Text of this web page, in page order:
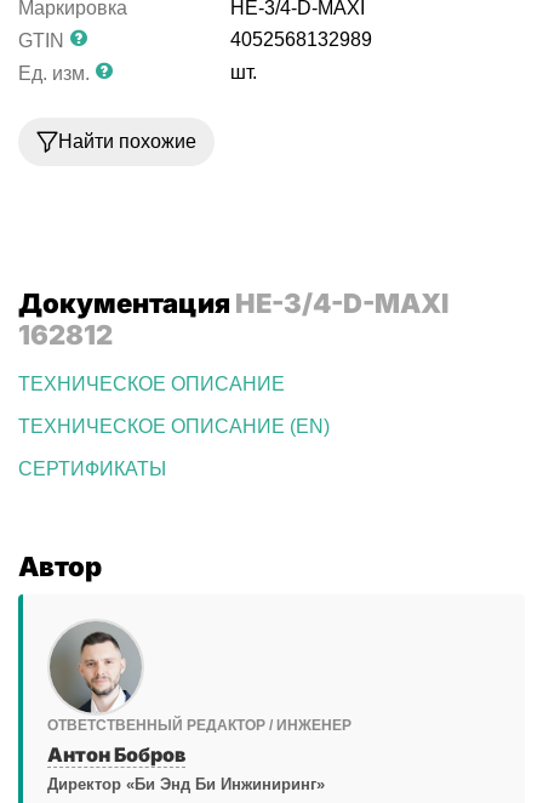
Маркировка
HE-3/4-D-MAXI
GTIN
4052568132989
Ед. изм.
шт.
Найти похожие
Документация HE-3/4-D-MAXI
162812
ТЕХНИЧЕСКОЕ ОПИСАНИЕ
ТЕХНИЧЕСКОЕ ОПИСАНИЕ (EN)
СЕРТИФИКАТЫ
Автор
ОТВЕТСТВЕННЫЙ РЕДАКТОР / ИНЖЕНЕР
Антон Бобров
Директор «Би Энд Би Инжиниринг»